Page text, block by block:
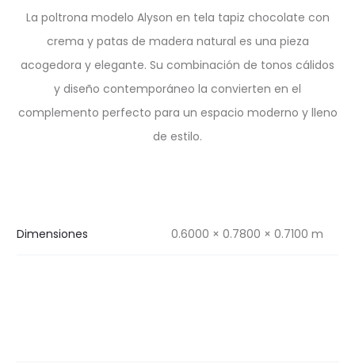
La poltrona modelo Alyson en tela tapiz chocolate con
crema y patas de madera natural es una pieza
acogedora y elegante. Su combinación de tonos cálidos
y diseño contemporáneo la convierten en el
complemento perfecto para un espacio moderno y lleno
de estilo.
Dimensiones 0.6000 × 0.7800 × 0.7100 m